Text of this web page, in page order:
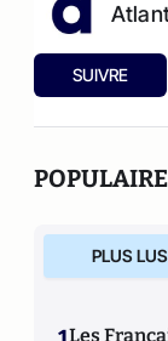
SUIVRE
PLUS LUS
Les